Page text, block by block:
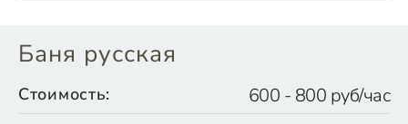
Баня русская
Стоимость: 600 - 800 руб/час